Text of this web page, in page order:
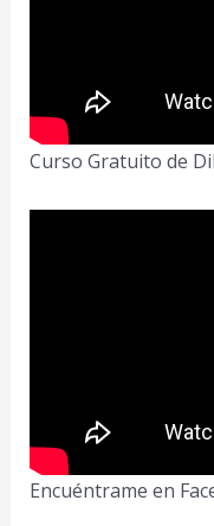
Curso Gratuito de
Encuéntrame en